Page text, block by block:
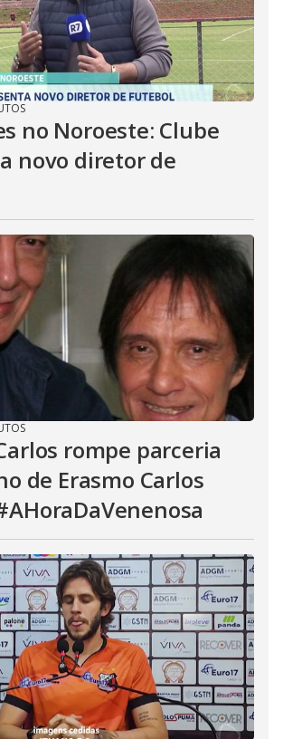
no Noroeste: Clube
novo diretor de
rompe parceria
de Erasmo Carlos